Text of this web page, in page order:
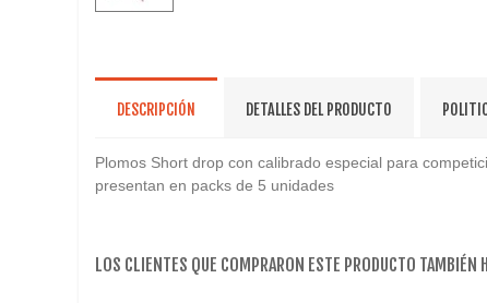
DESCRIPCIÓN DETALLES DEL PRODUCTO
Plomos Short drop con calibrado especial para
presentan en packs de 5 unidades
LOS CLIENTES QUE COMPRARON ESTE PRODUCTO TAMBIÉN